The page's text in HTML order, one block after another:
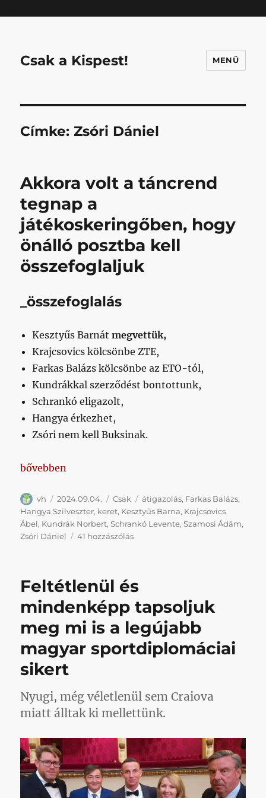
Csak a Kispest! MENÜ
Címke:Zsóri Dániel
Akkora volt a táncrend
tegnap a
játékoskeringőben, hogy
önálló posztba kell
összefoglaljuk
_összefoglalás
Kesztyűs Barnátmegvettük,
Krajcsovics kölcsönbe ZTE,
Farkas Balázs kölcsönbe az ETO-tól,
Kundrákkal szerződést bontottunk,
Schrankó eligazolt,
Hangya érkezhet,
Zsóri nem kell Buksinak.
„Akkora volt a táncrend tegnap a
bővebben
Szerző
vh Közzétéve
2024.09.04. Kategória
Csak Címke
átigazolás, Farkas Balázs,
Hangya Szilveszter, keret, Kesztyűs Barna, Krajcsovics
Ábel, Kundrák Norbert,Schrankó Levente,Szamosi Ádám,
Zsóri Dániel
41 hozzászólásAkkora
tegnap
játékoskeringőben,
hogy
önálló
posztba
bejegyzéshez
Feltétlenül és
mindenképp tapsoljuk
meg mi is a legújabb
magyar sportdiplomáciai
sikert
Nyugi, még véletlenül sem Craiova
miatt álltak ki mellettünk.